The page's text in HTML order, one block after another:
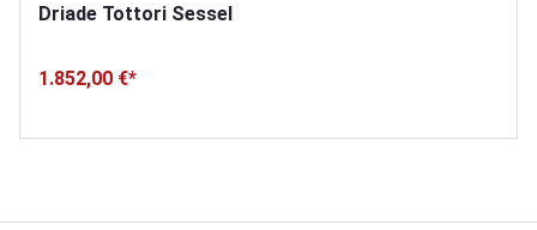
Driade Tottori Sessel
1.852,00 €*